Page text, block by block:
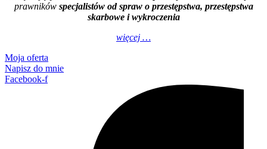
prawników specjalistów od spraw o przestępstwa, przestępstwa
skarbowe i wykroczenia
więcej …
Moja oferta
Napisz do mnie
Facebook-f